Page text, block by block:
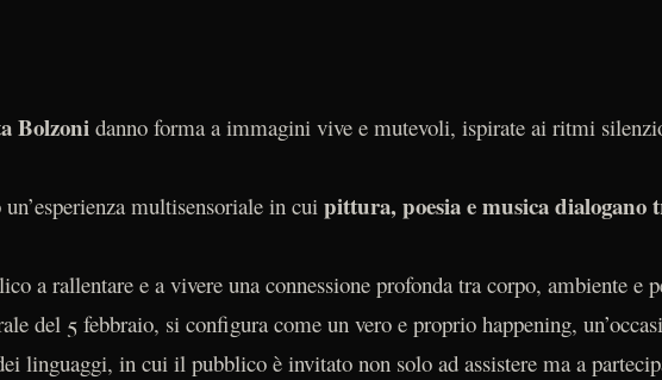
Bolzoni danno forma a immagini vive e mutevoli, ispirate ai ritmi
multisensoriale in cuipittura, poesia e musica dialogano
a rallentare e a vivere una connessione profonda tra corpo, ambiente e
del 5 febbraio, si configura come un vero e proprio happening,
linguaggi, in cui il pubblico è invitato non solo ad assistere ma a